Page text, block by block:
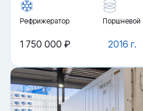
Рефрижератор Поршневой
2016 г.
1 750 000 ₽